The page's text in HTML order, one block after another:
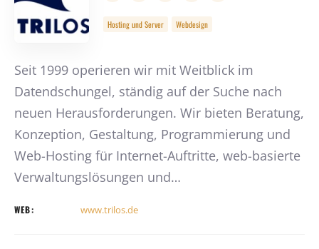
Hosting und Server Webdesign
Seit 1999 operieren wir mit Weitblick im
Datendschungel, ständig auf der Suche nach
neuen Herausforderungen. Wir bieten Beratung,
Konzeption, Gestaltung, Programmierung und
Web-Hosting für Internet-Auftritte, web-basierte
Verwaltungslösungen und…
WEB: www.trilos.de